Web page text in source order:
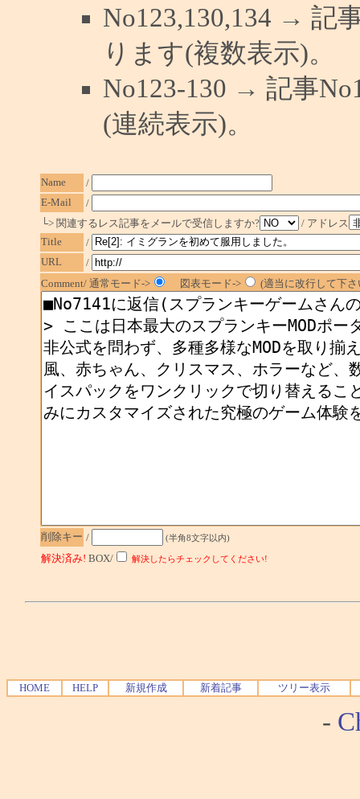
No123,130,134 → 記
ります(複数表示)。
No123-130 → 記事
(連続表示)。
Name
/
E-Mail
/
└> 関連するレス記事をメールで受信しますか?
/ アドレス
Title
/
URL
/
Comment/ 通常モード->
図表モード-> (適当に改行して下
削除キー / (半角8文字以内)
解決済み! BOX/ 解決したらチェックしてください!
HOME HELP 新規作成 新着記事 ツリー表示
-